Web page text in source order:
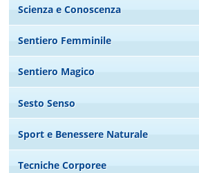
Scienza e Conoscenza
Sentiero Femminile
Sentiero Magico
Sesto Senso
Sport e Benessere Naturale
Tecniche Corporee